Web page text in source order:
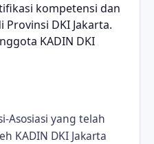
kompetensi dan
DKI Jakarta.
KADIN DKI
Asosiasi yang telah
KADIN DKI Jakarta